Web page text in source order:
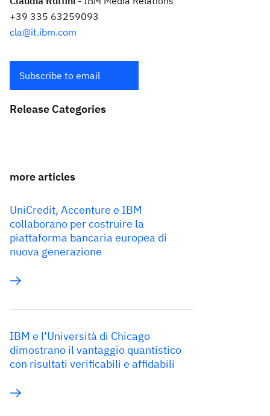
+39 335 63259093
cla@it.ibm.com
Subscribe to email
Release Categories
more articles
UniCredit, Accenture e IBM
collaborano per costruire la
piattaforma bancaria europea di
nuova generazione
IBM e l’Università di Chicago
dimostrano il vantaggio quantistico
con risultati verificabili e affidabili